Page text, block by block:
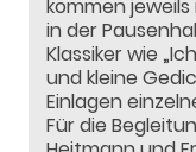
kommen
in der
Klassiker wie
und kleine
Einlagen
Für die